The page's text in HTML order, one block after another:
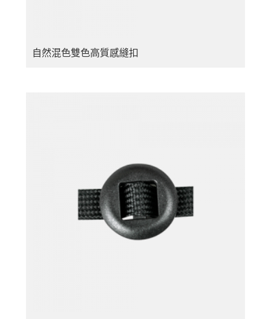
自然混色雙色高質感縫扣